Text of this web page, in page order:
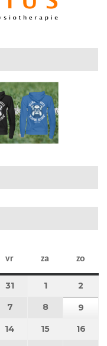
vr vrijdag
za zaterdag
zo
2026
31 31 juli 2026
11 augustus
2
2026
7 7 augustus 2026
8 8 augustus
9
2026
14 14 augustus 2026
15 15 16